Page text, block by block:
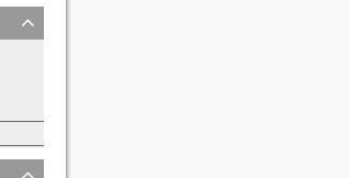
1